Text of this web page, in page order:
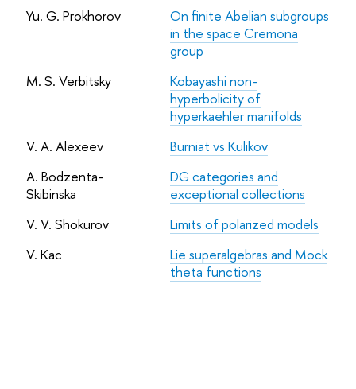
Yu. G. Prokhorov
On finite Abelian subgroups
in the space Cremona
group
M. S. Verbitsky
Kobayashi non-
hyperbolicity of
hyperkaehler manifolds
V. A. Alexeev
Burniat vs Kulikov
A. Bodzenta-
Skibinska
DG categories and
exceptional collections
V. V. Shokurov
Limits of polarized models
V. Kac
Lie superalgebras and Mock
theta functions